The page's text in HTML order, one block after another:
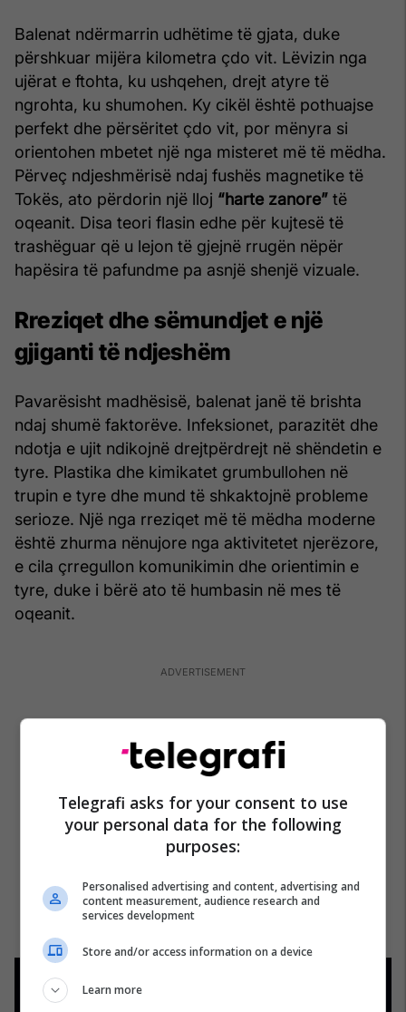
Balenat ndërmarrin udhëtime të gjata, duke
përshkuar mijëra kilometra çdo vit. Lëvizin nga
ujërat e ftohta, ku ushqehen, drejt atyre të
ngrohta, ku shumohen. Ky cikël është pothuajse
perfekt dhe përsëritet çdo vit, por mënyra si
orientohen mbetet një nga misteret më të mëdha.
Përveç ndjeshmërisë ndaj fushës magnetike të
Tokës, ato përdorin një lloj “harte zanore” të
oqeanit. Disa teori flasin edhe për kujtesë të
trashëguar që u lejon të gjejnë rrugën nëpër
hapësira të pafundme pa asnjë shenjë vizuale.
Rreziqet dhe sëmundjet e një
gjiganti të ndjeshëm
Pavarësisht madhësisë, balenat janë të brishta
ndaj shumë faktorëve. Infeksionet, parazitët dhe
ndotja e ujit ndikojnë drejtpërdrejt në shëndetin e
tyre. Plastika dhe kimikatet grumbullohen në
trupin e tyre dhe mund të shkaktojnë probleme
serioze. Një nga rreziqet më të mëdha moderne
është zhurma nënujore nga aktivitetet njerëzore,
e cila çrregullon komunikimin dhe orientimin e
tyre, duke i bërë ato të humbasin në mes të
oqeanit.
Telegrafi asks for your consent to use
your personal data for the following
purposes:
Personalised advertising and content, advertising and
content measurement, audience research and
services development
Store and/or access information on a device
Learn more